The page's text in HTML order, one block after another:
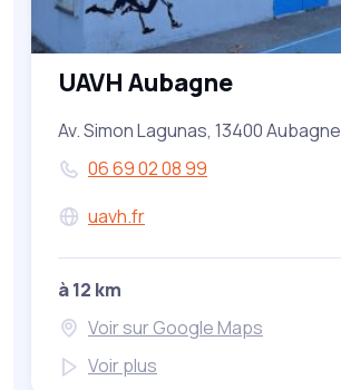
UAVH Aubagne
Av. Simon Lagunas, 13400 Aubagne
06 69 02 08 99
uavh.fr
à 12 km
Voir sur Google Maps
Voir plus